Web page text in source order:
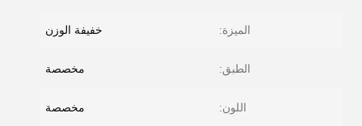
الميزة: خفيفة الوزن
الطبق: مخصصة
اللون: مخصصة